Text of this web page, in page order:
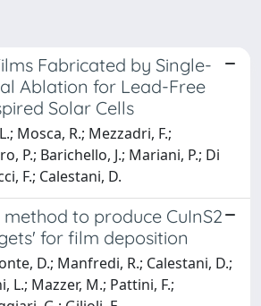
Fabricated by Single-
Ablation for Lead-Free
Solar Cells
Mosca, R.; Mezzadri, F.;
P.; Barichello, J.; Mariani, P.; Di
F.; Calestani, D.
to produce CuInS2
for film deposition
D.; Manfredi, R.; Calestani, D.;
L.; Mazzer, M.; Pattini, F.;